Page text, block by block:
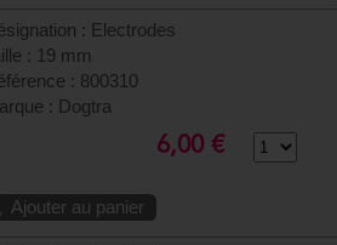
: Electrodes
: 19 mm
: 800310
: Dogtra
6,00 €
Ajouter au panier